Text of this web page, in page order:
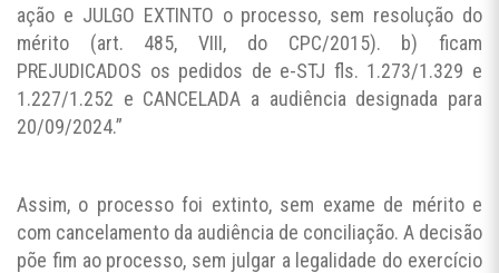
ação e JULGO EXTINTO o processo, sem resolução do
mérito (art. 485, VIII, do CPC/2015). b) ficam
PREJUDICADOS os pedidos de e-STJ fls. 1.273/1.329 e
1.227/1.252 e CANCELADA a audiência designada para
20/09/2024.”
Assim, o processo foi extinto, sem exame de mérito e
com cancelamento da audiência de conciliação. A decisão
põe fim ao processo, sem julgar a legalidade do exercício